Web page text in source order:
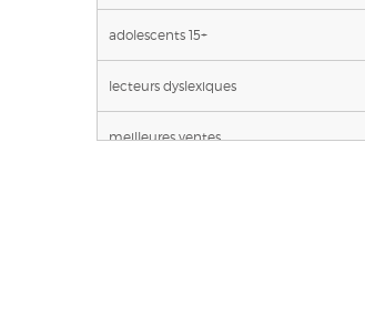
adolescents 15+
lecteurs dyslexiques
meilleures ventes